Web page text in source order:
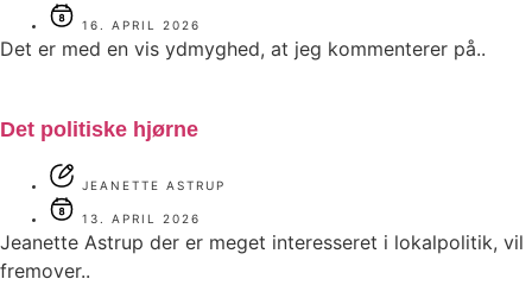
16. APRIL 2026
Det er med en vis ydmyghed, at jeg kommenterer på..
Det politiske hjørne
JEANETTE ASTRUP
13. APRIL 2026
Jeanette Astrup der er meget interesseret i lokalpolitik, vil
fremover..